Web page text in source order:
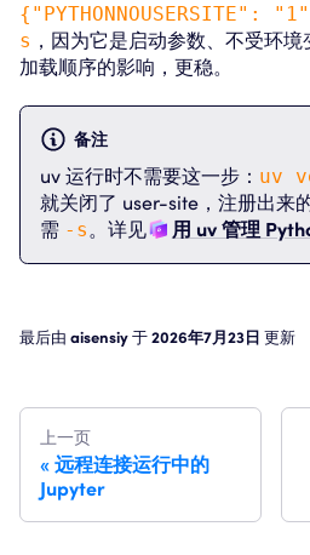
{"PYTHONNOUSERSITE":
s ，因为它是启动参数、不受环
加载顺序的影响，更稳。
备注
uv 运行时不需要这一步： uv
就关闭了 user-site，注册出来
需 -s。详见 用 uv 管理
最后由 aisensiy于2026年7月23日 更新
上一页
远程连接运行中的
Jupyter